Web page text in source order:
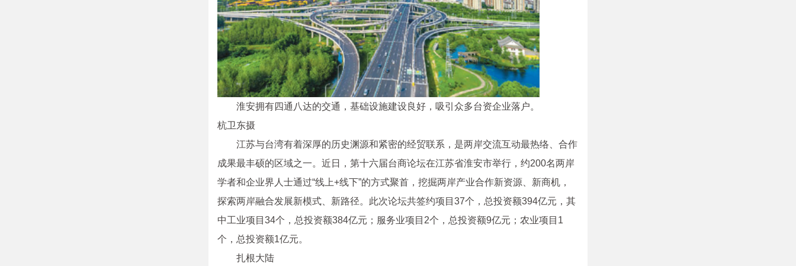
淮安拥有四通八达的交通，基础设施建设良好，吸引众多台资企业落户。
杭卫东摄
江苏与台湾有着深厚的历史渊源和紧密的经贸联系，是两岸交流互动最热络、合作
成果最丰硕的区域之一。近日，第十六届台商论坛在江苏省淮安市举行，约200名两岸
学者和企业界人士通过“线上+线下”的方式聚首，挖掘两岸产业合作新资源、新商机，
探索两岸融合发展新模式、新路径。此次论坛共签约项目37个，总投资额394亿元，其
中工业项目34个，总投资额384亿元；服务业项目2个，总投资额9亿元；农业项目1
个，总投资额1亿元。
扎根大陆